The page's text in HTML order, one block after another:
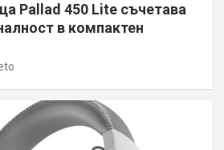
Pallad 450 Lite съчетава
в компактен